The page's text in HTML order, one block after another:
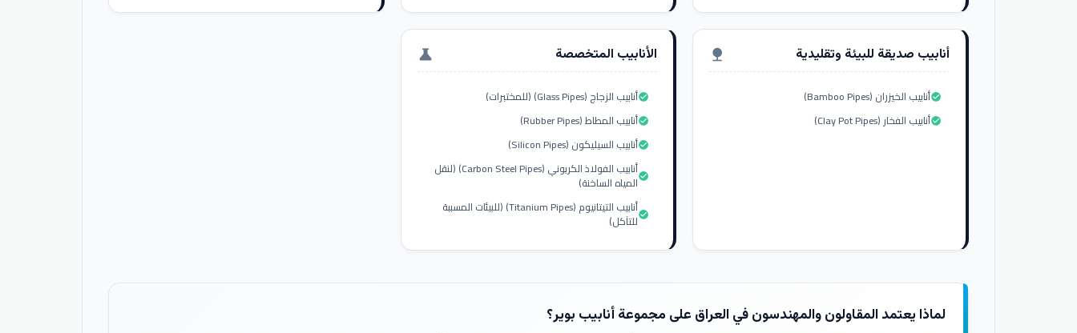
أنابيب صديقة للبيئة وتقليدية nature
أنابيب الخيزران (Bamboo Pipes)check_circle
أنابيب الفخار (Clay Pot Pipes)check_circle
الأنابيب المتخصصة science
أنابيب الزجاج (Glass Pipes) (للمختبرات)check_circle
أنابيب المطاط (Rubber Pipes)check_circle
أنابيب السيليكون (Silicon Pipes)check_circle
أنابيب الفولاذ الكربوني (Carbon Steel Pipes) (لنقل
المياه الساخنة)check_circle
أنابيب التيتانيوم (Titanium Pipes) (للبيئات المسببة
للتآكل)check_circle
لماذا يعتمد المقاولون والمهندسون في العراق على مجموعة أنابيب بوير؟